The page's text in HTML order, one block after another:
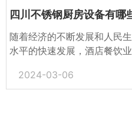
四川不锈钢厨房设备有哪
随着经济的不断发展和人民
水平的快速发展，酒店餐饮
不锈...
2024-03-06